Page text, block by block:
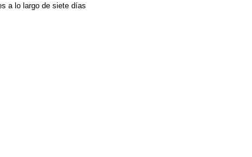
a lo largo de siete días